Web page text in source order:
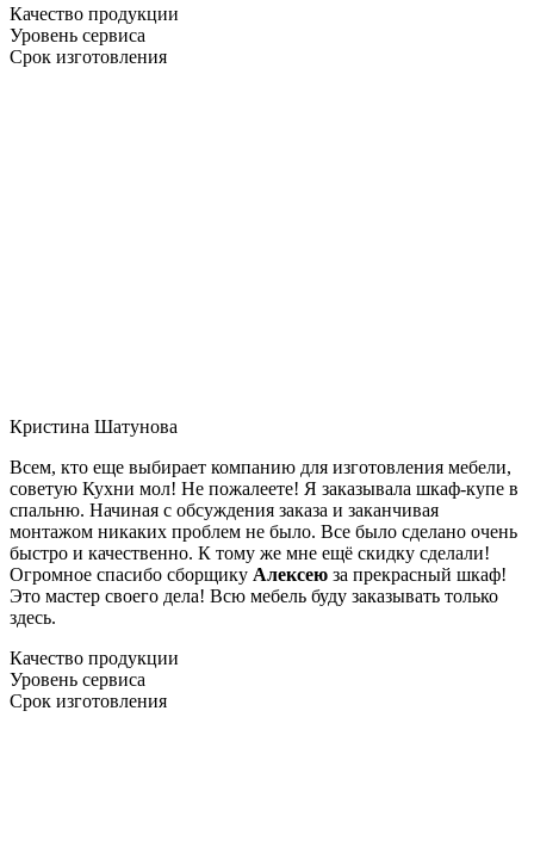
Качество продукции
Уровень сервиса
Срок изготовления
Кристина Шатунова
Всем, кто еще выбирает компанию для изготовления мебели,
советую Кухни мол! Не пожалеете! Я заказывала шкаф-купе в
спальню. Начиная с обсуждения заказа и заканчивая
монтажом никаких проблем не было. Все было сделано очень
быстро и качественно. К тому же мне ещё скидку сделали!
Огромное спасибо сборщику Алексею за прекрасный шкаф!
Это мастер своего дела! Всю мебель буду заказывать только
здесь.
Качество продукции
Уровень сервиса
Срок изготовления